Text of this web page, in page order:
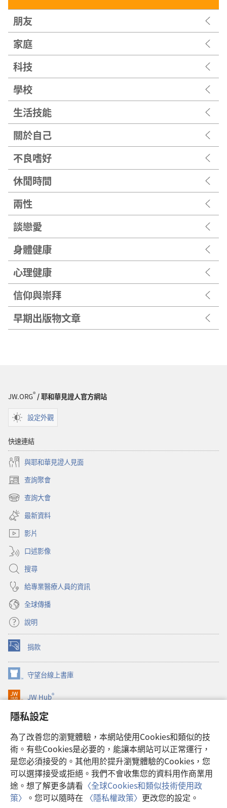
隱私設定
為了改善您的瀏覽體驗，本網站使用Cookies和類似的技
術。有些Cookies是必要的，能讓本網站可以正常運行，
是您必須接受的。其他用於提升瀏覽體驗的Cookies，您
可以選擇接受或拒絕。我們不會收集您的資料用作商業用
途。想了解更多請看 〈全球Cookies和類似技術使用政
策〉 。您可以隨時在 〈隱私權政策〉 更改您的設定。
朋友
家庭
科技
學校
生活技能
關於自己
不良嗜好
休閒時間
兩性
談戀愛
身體健康
心理健康
信仰與崇拜
早期出版物文章
JW.ORG® / 耶和華見證人官方網站
設定外觀
快速連結
與耶和華見證人見面
查詢聚會
（開
啟
新
視
窗）
查詢大會
（開
啟
新
視
窗）
最新資料
影片
口述影像
搜尋
給專業醫療人員的資訊
全球傳播
說明
捐款
（開
啟
新
視
窗）
守望台線上書庫
（開
啟
新
窗）
JW Hub®
（開
啟
新
視
窗）
JW Library®
Watchtower Library
Copyright© 2026 Watch Tower Bible and Tract Society of Pennsylvania.
使用條款 |隱私權政策| 隱私設定